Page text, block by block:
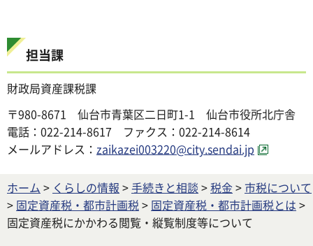
担当課
財政局資産課税課
〒980-8671 仙台市青葉区二日町1-1 仙台市役所北庁舎
電話：022-214-8617 ファクス：022-214-8614
メールアドレス： zaikazei003220@city.sendai.jp
ホーム > くらしの情報 >手続きと相談 >税金>市税について
> 固定資産税・都市計画税> 固定資産税・都市計画税とは >
固定資産税にかかわる閲覧・縦覧制度等について